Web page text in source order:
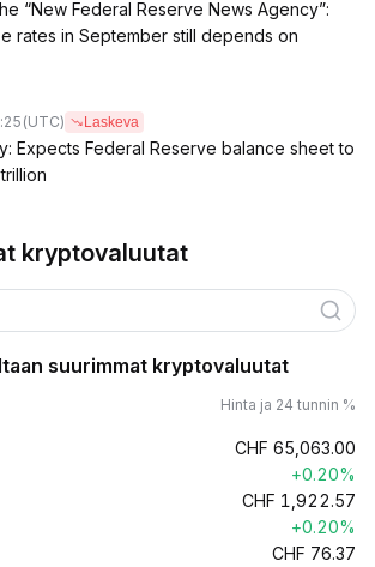
“New Federal Reserve News Agency”:
rates in September still depends on
(UTC) Laskeva
Expects Federal Reserve balance sheet to
kryptovaluutat
suurimmat kryptovaluutat
Hinta ja 24 tunnin %
CHF 65,063.00
+0.20%
CHF 1,922.57
+0.20%
CHF 76.37